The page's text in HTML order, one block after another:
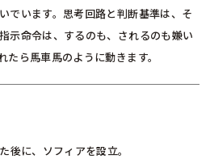
でいます。思考回路と判断基準は、そ
示命令は、するのも、されるのも嫌い
ら馬車馬のように動きます。
後に、ソフィアを設立。